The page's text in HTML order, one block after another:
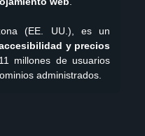
(EE. UU.), es un
y precios
millones de usuarios
administrados.